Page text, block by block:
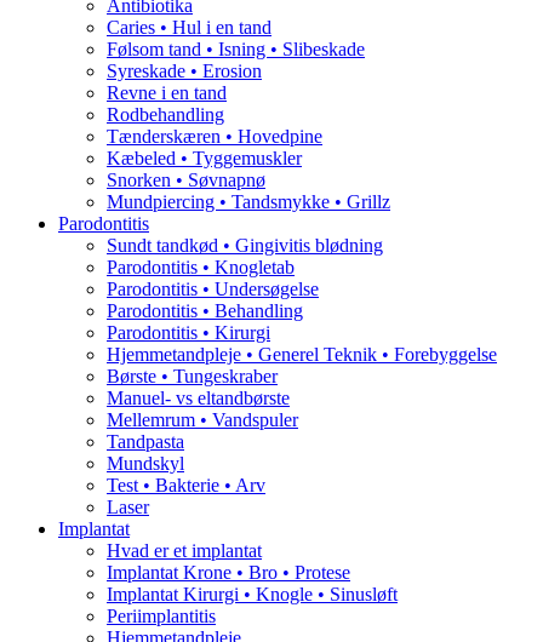
Antibiotika
Caries • Hul i en tand
Følsom tand • Isning • Slibeskade
Syreskade • Erosion
Revne i en tand
Rodbehandling
Tænderskæren • Hovedpine
Kæbeled • Tyggemuskler
Snorken • Søvnapnø
Mundpiercing • Tandsmykke • Grillz
Parodontitis
Sundt tandkød • Gingivitis blødning
Parodontitis • Knogletab
Parodontitis • Undersøgelse
Parodontitis • Behandling
Parodontitis • Kirurgi
Hjemmetandpleje • Generel Teknik • Forebyggelse
Børste • Tungeskraber
Manuel- vs eltandbørste
Mellemrum • Vandspuler
Tandpasta
Mundskyl
Test • Bakterie • Arv
Laser
Implantat
Hvad er et implantat
Implantat Krone • Bro • Protese
Implantat Kirurgi • Knogle • Sinusløft
Periimplantitis